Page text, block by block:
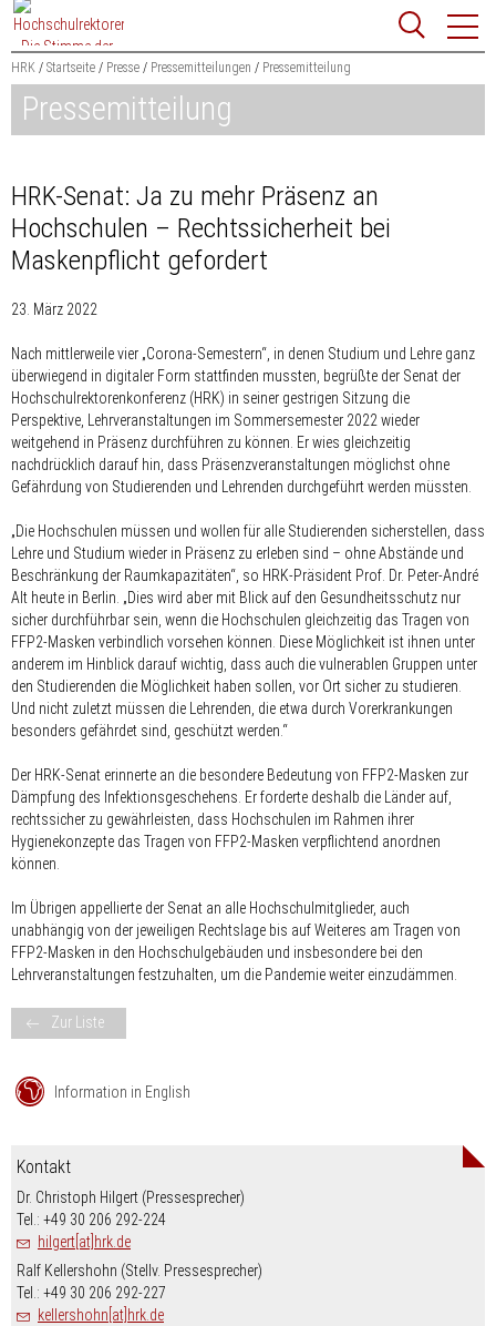
Zum
Content
springen
Suchbegriff
Suchen
HRK Startseite Presse Pressemitteilungen Pressemitteilung
Pressemitteilung
HRK-Senat: Ja zu mehr Präsenz an
Hochschulen – Rechtssicherheit bei
Maskenpflicht gefordert
23. März 2022
Nach mittlerweile vier „Corona-Semestern“, in denen Studium und Lehre ganz
überwiegend in digitaler Form stattfinden mussten, begrüßte der Senat der
Hochschulrektorenkonferenz (HRK) in seiner gestrigen Sitzung die
Perspektive, Lehrveranstaltungen im Sommersemester 2022 wieder
weitgehend in Präsenz durchführen zu können. Er wies gleichzeitig
nachdrücklich darauf hin, dass Präsenzveranstaltungen möglichst ohne
Gefährdung von Studierenden und Lehrenden durchgeführt werden müssten.
„Die Hochschulen müssen und wollen für alle Studierenden sicherstellen, dass
Lehre und Studium wieder in Präsenz zu erleben sind – ohne Abstände und
Beschränkung der Raumkapazitäten“, so HRK-Präsident Prof. Dr. Peter-André
Alt heute in Berlin. „Dies wird aber mit Blick auf den Gesundheitsschutz nur
sicher durchführbar sein, wenn die Hochschulen gleichzeitig das Tragen von
FFP2-Masken verbindlich vorsehen können. Diese Möglichkeit ist ihnen unter
anderem im Hinblick darauf wichtig, dass auch die vulnerablen Gruppen unter
den Studierenden die Möglichkeit haben sollen, vor Ort sicher zu studieren.
Und nicht zuletzt müssen die Lehrenden, die etwa durch Vorerkrankungen
besonders gefährdet sind, geschützt werden.“
Der HRK-Senat erinnerte an die besondere Bedeutung von FFP2-Masken zur
Dämpfung des Infektionsgeschehens. Er forderte deshalb die Länder auf,
rechtssicher zu gewährleisten, dass Hochschulen im Rahmen ihrer
Hygienekonzepte das Tragen von FFP2-Masken verpflichtend anordnen
können.
Im Übrigen appellierte der Senat an alle Hochschulmitglieder, auch
unabhängig von der jeweiligen Rechtslage bis auf Weiteres am Tragen von
FFP2-Masken in den Hochschulgebäuden und insbesondere bei den
Lehrveranstaltungen festzuhalten, um die Pandemie weiter einzudämmen.
Zur Liste
Information in English
Kontakt
Dr. Christoph Hilgert (Pressesprecher)
Tel.: +49 30 206 292-224
hilgert[at]hrk.de
Ralf Kellershohn (Stellv. Pressesprecher)
Tel.: +49 30 206 292-227
kellershohn[at]hrk.de